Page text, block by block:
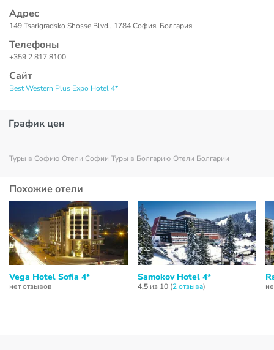
Адрес
149 Tsarigradsko Shosse Blvd., 1784 София, Болгария
Телефоны
+359 2 817 8100
Сайт
Best Western Plus Expo Hotel 4*
График цен
Туры в Софию Отели Софии Туры в Болгарию Отели Болгарии
Похожие отели
Vega Hotel Sofia 4*
нет отзывов
Samokov Hotel 4*
4,5из 10 (2 отзывa)